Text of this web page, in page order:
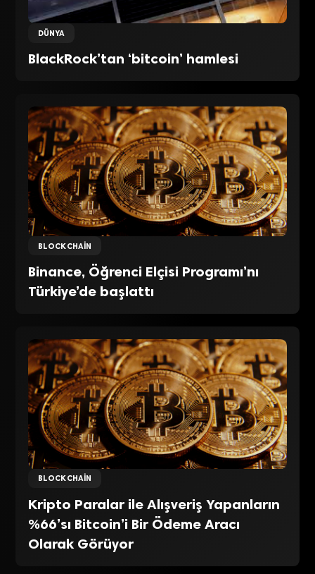
DÜNYA
BlackRock’tan ‘bitcoin’ hamlesi
BLOCKCHAIN
Binance, Öğrenci Elçisi Programı’nı
Türkiye’de başlattı
BLOCKCHAIN
Kripto Paralar ile Alışveriş Yapanların
%66’sı Bitcoin’i Bir Ödeme Aracı
Olarak Görüyor